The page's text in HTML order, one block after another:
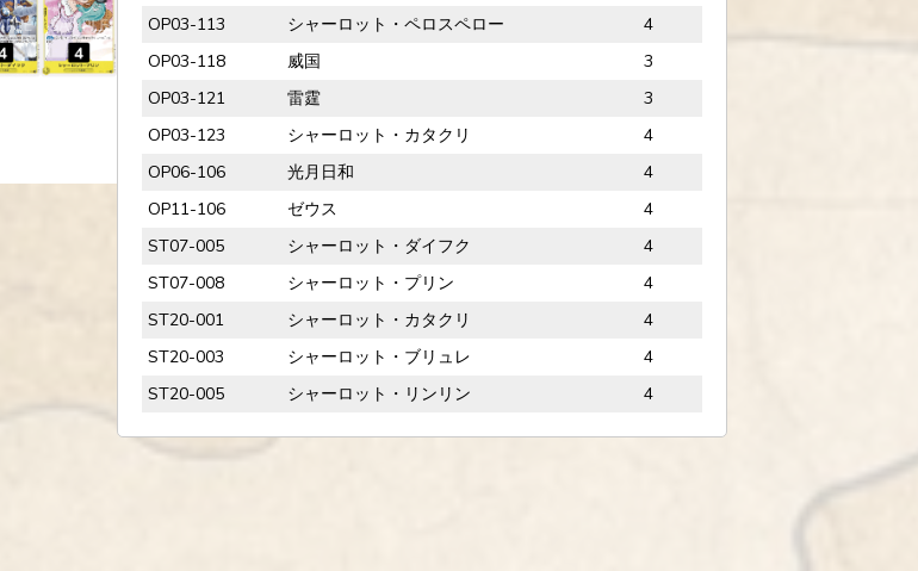
OP03-113
シャーロット・ペロスペロー
4
OP03-118
威国
3
OP03-121
雷霆
3
OP03-123
シャーロット・カタクリ
4
OP06-106
光月日和
4
OP11-106
ゼウス
4
ST07-005
シャーロット・ダイフク
4
ST07-008
シャーロット・プリン
4
ST20-001
シャーロット・カタクリ
4
ST20-003
シャーロット・ブリュレ
4
ST20-005
シャーロット・リンリン 4